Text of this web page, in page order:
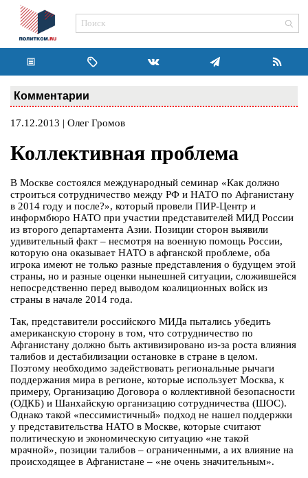
Комментарии
17.12.2013 | Олег Громов
Коллективная проблема
В Москве состоялся международный семинар «Как должно
строиться сотрудничество между РФ и НАТО по Афганистану
в 2014 году и после?», который провели ПИР-Центр и
информбюро НАТО при участии представителей МИД России
из второго департамента Азии. Позиции сторон выявили
удивительный факт – несмотря на военную помощь России,
которую она оказывает НАТО в афганской проблеме, оба
игрока имеют не только разные представления о будущем этой
страны, но и разные оценки нынешней ситуации, сложившейся
непосредственно перед выводом коалиционных войск из
страны в начале 2014 года.
Так, представители российского МИДа пытались убедить
американскую сторону в том, что сотрудничество по
Афганистану должно быть активизировано из-за роста влияния
талибов и дестабилизации остановке в стране в целом.
Поэтому необходимо задействовать региональные рычаги
поддержания мира в регионе, которые использует Москва, к
примеру, Организацию Договора о коллективной безопасности
(ОДКБ) и Шанхайскую организацию сотрудничества (ШОС).
Однако такой «пессимистичный» подход не нашел поддержки
у представительства НАТО в Москве, которые считают
политическую и экономическую ситуацию «не такой
мрачной», позиции талибов – ограниченными, а их влияние на
происходящее в Афганистане – «не очень значительным».